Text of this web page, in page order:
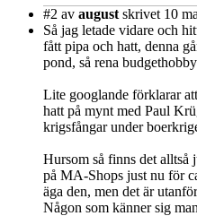
#2 av august skrivet 10
Så jag letade vidare och
fått pipa och hatt, denna
pond, så rena
Lite googlande förklarar
hatt på mynt med Paul
krigsfångar under
Hursom så finns det alltså
på MA-Shops just nu för
äga den, men det är
Någon som känner sig